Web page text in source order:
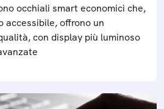
occhiali smart economici che,
accessibile, offrono un
con display più luminoso